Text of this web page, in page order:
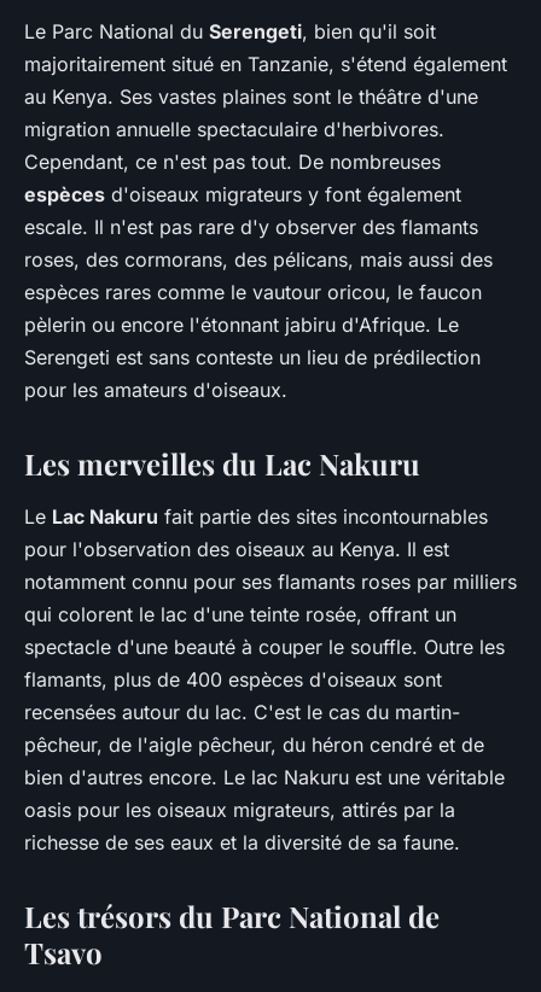
Le Parc National du Serengeti, bien qu'il soit
majoritairement situé en Tanzanie, s'étend également
au Kenya. Ses vastes plaines sont le théâtre d'une
migration annuelle spectaculaire d'herbivores.
Cependant, ce n'est pas tout. De nombreuses
espèces d'oiseaux migrateurs y font également
escale. Il n'est pas rare d'y observer des flamants
roses, des cormorans, des pélicans, mais aussi des
espèces rares comme le vautour oricou, le faucon
pèlerin ou encore l'étonnant jabiru d'Afrique. Le
Serengeti est sans conteste un lieu de prédilection
pour les amateurs d'oiseaux.
Les merveilles du Lac Nakuru
Le Lac Nakuru fait partie des sites incontournables
pour l'observation des oiseaux au Kenya. Il est
notamment connu pour ses flamants roses par milliers
qui colorent le lac d'une teinte rosée, offrant un
spectacle d'une beauté à couper le souffle. Outre les
flamants, plus de 400 espèces d'oiseaux sont
recensées autour du lac. C'est le cas du martin-
pêcheur, de l'aigle pêcheur, du héron cendré et de
bien d'autres encore. Le lac Nakuru est une véritable
oasis pour les oiseaux migrateurs, attirés par la
richesse de ses eaux et la diversité de sa faune.
Les trésors du Parc National de
Tsavo